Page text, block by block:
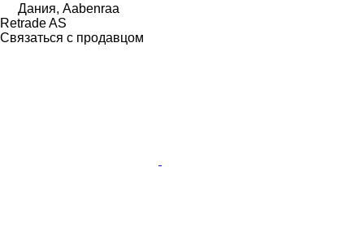
Дания, Aabenraa
Retrade AS
Связаться с продавцом